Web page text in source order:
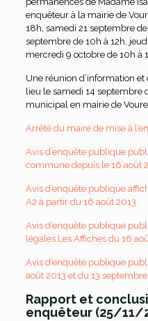
enquêteur à la mairie de
18h, samedi 21 septembre
septembre de 10h à 12h,
mercredi 9 octobre de 10h à
Une réunion d’information et
lieu le samedi 14 septembre
municipal en mairie de
Arrêté du maire de mise à
Avis d’enquête publique
commune depuis le 16 août
Avis d’enquête publique
A2 à partir du 16 août 2013
Avis d’enquête publique
légales Les Affiches du 16
Avis d’enquête publique
août 2013 et du 13
Rapport et
enquêteur (25/11/